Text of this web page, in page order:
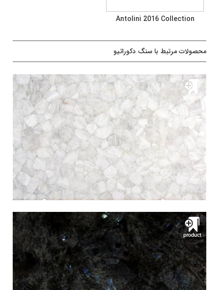
Antolini 2016 Collection
محصولات مرتبط با سنگ دکوراتیو